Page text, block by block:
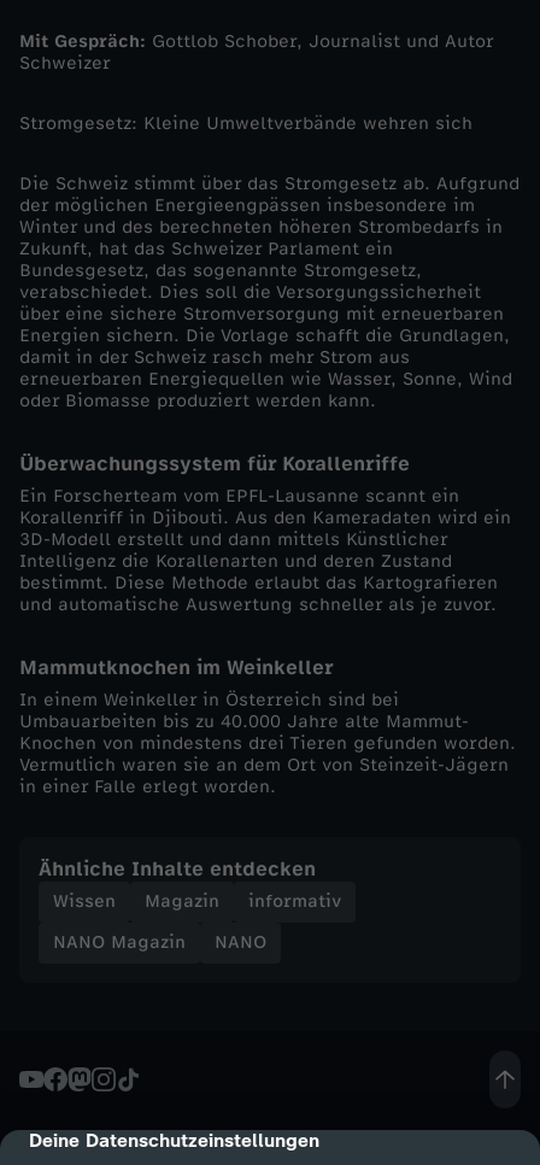
cmp-dialog-description
Deine Datenschutzeinstellungen
2
4
:
E
S
-
M
i
s
s
i
n
E
r
t
Mit Gespräch: Gottlob Schober, Journalist und Autor
Schweizer
Stromgesetz: Kleine Umweltverbände wehren sich
Die Schweiz stimmt über das Stromgesetz ab. Aufgrund
der möglichen Energieengpässen insbesondere im
Winter und des berechneten höheren Strombedarfs in
Zukunft, hat das Schweizer Parlament ein
Bundesgesetz, das sogenannte Stromgesetz,
verabschiedet. Dies soll die Versorgungssicherheit
über eine sichere Stromversorgung mit erneuerbaren
Energien sichern. Die Vorlage schafft die Grundlagen,
damit in der Schweiz rasch mehr Strom aus
erneuerbaren Energiequellen wie Wasser, Sonne, Wind
oder Biomasse produziert werden kann.
Überwachungssystem für Korallenriffe
Ein Forscherteam vom EPFL-Lausanne scannt ein
Korallenriff in Djibouti. Aus den Kameradaten wird ein
3D-Modell erstellt und dann mittels Künstlicher
Intelligenz die Korallenarten und deren Zustand
bestimmt. Diese Methode erlaubt das Kartografieren
und automatische Auswertung schneller als je zuvor.
Mammutknochen im Weinkeller
In einem Weinkeller in Österreich sind bei
Umbauarbeiten bis zu 40.000 Jahre alte Mammut-
Knochen von mindestens drei Tieren gefunden worden.
Vermutlich waren sie an dem Ort von Steinzeit-Jägern
in einer Falle erlegt worden.
Ähnliche Inhalte entdecken
Wissen Magazin
informativ
NANO Magazin
NANO